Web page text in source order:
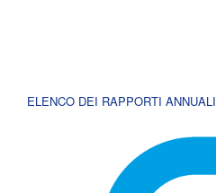
ELENCO DEI RAPPORTI ANNUALI